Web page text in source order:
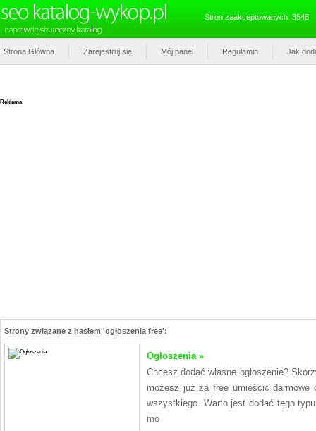
Stron zaakceptowanych: 3548
Strona Główna Zarejestruj się Mój panel Regulamin Jak
Reklama
Strony związane z hasłem 'ogłoszenia free':
Ogłoszenia »
Chcesz dodać własne ogłoszenie?
możesz już za free umieścić darmowe
wszystkiego. Warto jest dodać tego
mo